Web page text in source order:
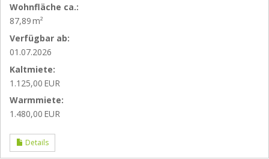
Wohnfläche ca.:
87,89 m²
Verfügbar ab:
01.07.2026
Kaltmiete:
1.125,00 EUR
Warmmiete:
1.480,00 EUR
Details